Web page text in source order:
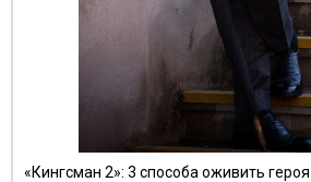
«Кингсман 2»: 3 способа оживить